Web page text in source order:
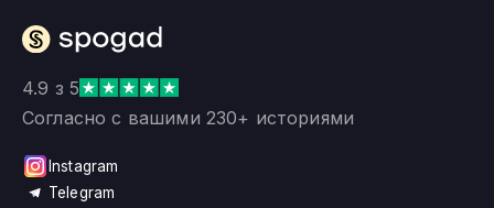
4.9 з 5
Согласно с вашими 230+ историями
Instagram
Telegram